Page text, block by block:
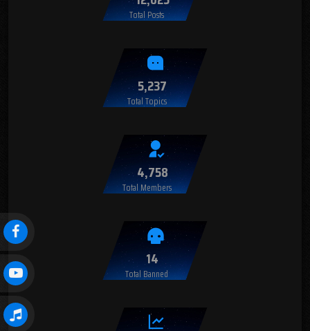
Total Posts
5,237
Total Topics
4,758
Total Members
14
Total Banned